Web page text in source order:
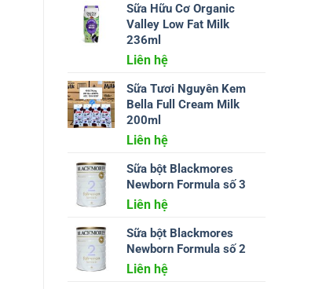
Sữa Hữu Cơ Organic
Valley Low Fat Milk
236ml
Liên hệ
Sữa Tươi Nguyên Kem
Bella Full Cream Milk
200ml
Liên hệ
Sữa bột Blackmores
Newborn Formula số 3
Liên hệ
Sữa bột Blackmores
Newborn Formula số 2
Liên hệ